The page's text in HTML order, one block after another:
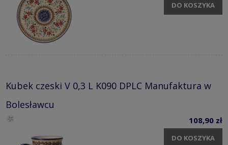
DO KOSZYKA
Kubek czeski V 0,3 L K090 DPLC Manufaktura w
Bolesławcu
108,90 zł
DO KOSZYKA